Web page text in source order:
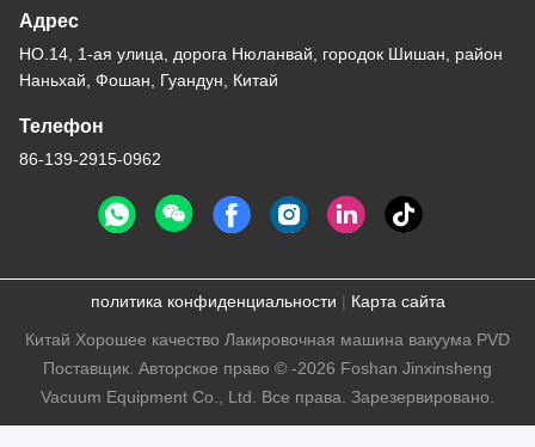
Адрес
НО.14, 1-ая улица, дорога Нюланвай, городок Шишан, район
Наньхай, Фошан, Гуандун, Китай
Телефон
86-139-2915-0962
политика конфиденциальности | Карта сайта
Китай Хорошее качество Лакировочная машина вакуума PVD
Поставщик. Авторское право © -2026 Foshan Jinxinsheng
Vacuum Equipment Co., Ltd. Все права. Зарезервировано.